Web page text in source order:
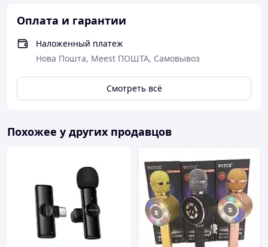
Оплата и гарантии
Наложенный платеж
Нова Пошта, Meest ПОШТА, Самовывоз
Смотреть всё
Похожее у других продавцов